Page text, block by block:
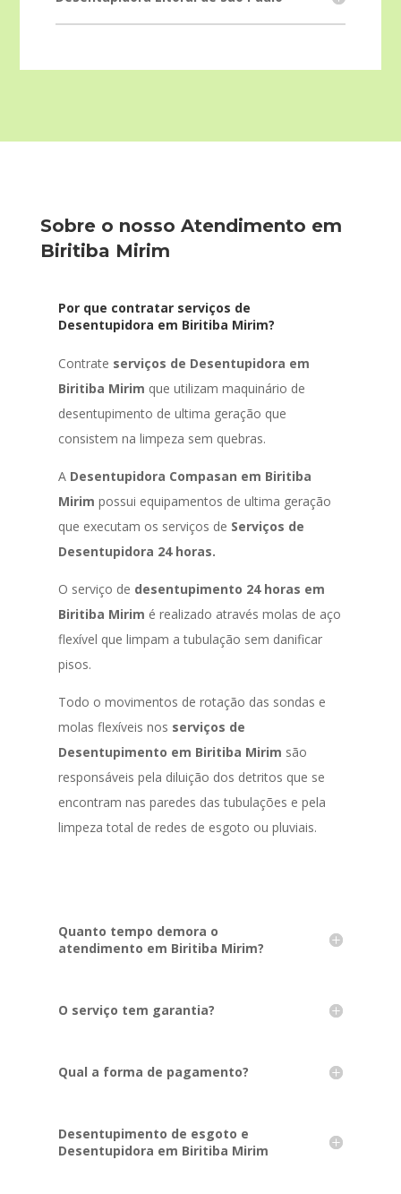
Sobre o nosso Atendimento em
Biritiba Mirim
Por que contratar serviços de
Desentupidora em Biritiba Mirim?
Contrate serviços de Desentupidora em
Biritiba Mirim que utilizam maquinário de
desentupimento de ultima geração que
consistem na limpeza sem quebras.
A Desentupidora Compasan em Biritiba
Mirim possui equipamentos de ultima geração
que executam os serviços de Serviços de
Desentupidora 24 horas.
O serviço de desentupimento 24 horas em
Biritiba Mirim é realizado através molas de aço
flexível que limpam a tubulação sem danificar
pisos.
Todo o movimentos de rotação das sondas e
molas flexíveis nos serviços de
Desentupimento em Biritiba Mirim são
responsáveis pela diluição dos detritos que se
encontram nas paredes das tubulações e pela
limpeza total de redes de esgoto ou pluviais.
Quanto tempo demora o
atendimento em Biritiba Mirim?
O serviço tem garantia?
Qual a forma de pagamento?
Desentupimento de esgoto e
Desentupidora em Biritiba Mirim